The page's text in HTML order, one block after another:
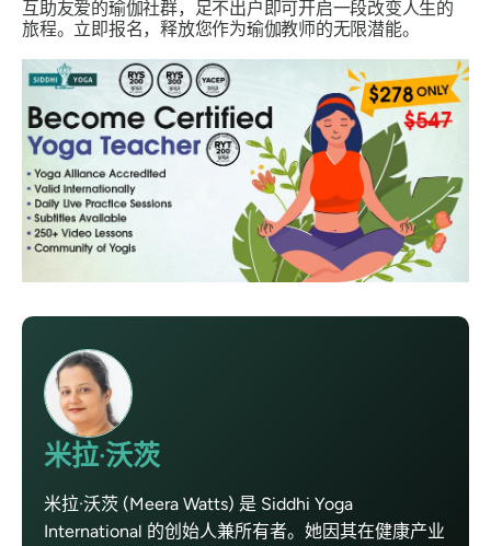
互助友爱的瑜伽社群，足不出户即可开启一段改变人生的
旅程。立即报名，释放您作为瑜伽教师的无限潜能。
米拉·沃茨
米拉·沃茨 (Meera Watts) 是 Siddhi Yoga
International 的创始人兼所有者。她因其在健康产业